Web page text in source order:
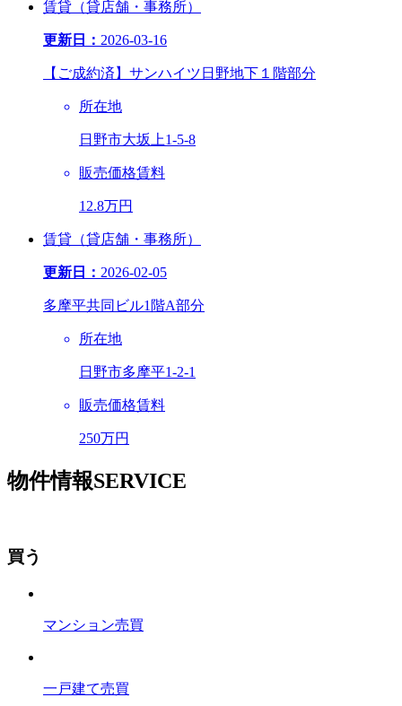
賃貸（貸店舗・事務所）
更新日： 2026-03-16
【ご成約済】サンハイツ日野地下１階部分
所在地
日野市大坂上1-5-8
販売価格賃料
12.8万円
賃貸（貸店舗・事務所）
更新日： 2026-02-05
多摩平共同ビル1階A部分
所在地
日野市多摩平1-2-1
販売価格賃料
250万円
物件情報SERVICE
買う
マンション売買
一戸建て売買